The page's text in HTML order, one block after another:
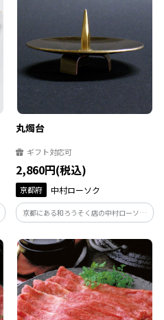
仕上げました。
丸燭台
ギフト対応可
2,860円(税込)
京都府 中村ローソク
京都にある和ろうそく店の中村ローソク
プロデュースした和ろうそく用の燭台で
す。和ろうそくを引き立てるシンプルなデ
ザインです。